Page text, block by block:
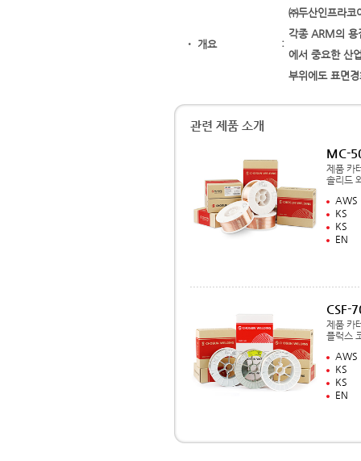
ㆍ 개요 :
㈜두산인프라
각종 ARM의 용
에서 중요한 산
부위에도 표면
관련 제품 소개
MC-
제품 카
솔리드
AWS
KS
KS
EN
CSF-
제품 카
플럭스
AWS
KS
KS
EN